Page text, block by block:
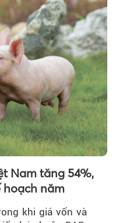
Nam tăng 54%,
hoạch năm
khi giá vốn và